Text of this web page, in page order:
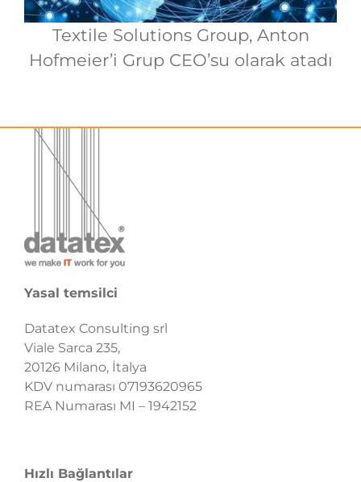
Textile Solutions Group, Anton
Hofmeier’i Grup CEO’su olarak atadı
Yasal temsilci
Datatex Consulting srl
Viale Sarca 235,
20126 Milano, İtalya
KDV numarası 07193620965
REA Numarası MI – 1942152
Hızlı Bağlantılar